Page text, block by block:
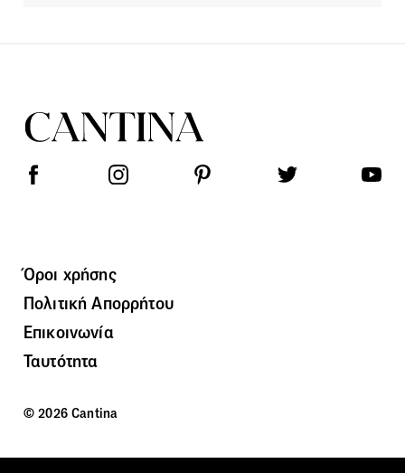
Όροι χρήσης
Πολιτική Απορρήτου
Επικοινωνία
Ταυτότητα
© 2026 Cantina